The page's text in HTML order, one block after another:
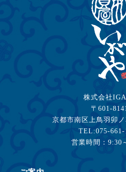
株式会社
〒601-
京都市南区上鳥羽卯
TEL:075-661-
営業時間：9:30